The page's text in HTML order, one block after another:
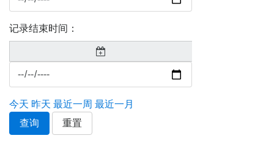
记录结束时间：
今天 昨天 最近一周 最近一月
查询
重置